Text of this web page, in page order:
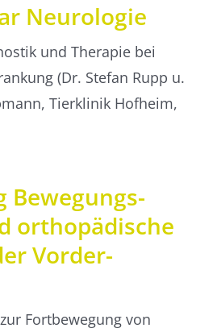
Neurologie
und Therapie bei
(Dr. Stefan Rupp u.
Tierklinik Hofheim,
Bewegungs­
ortho­pädische
Vorder­
Fortbewegung von